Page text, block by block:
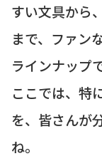
すい文具から
まで、ファン
ラインナップ
ここでは、特
を、皆さんが
ね。